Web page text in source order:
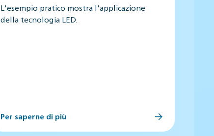
L'esempio pratico mostra l'applicazione
della tecnologia LED.
Per saperne di più